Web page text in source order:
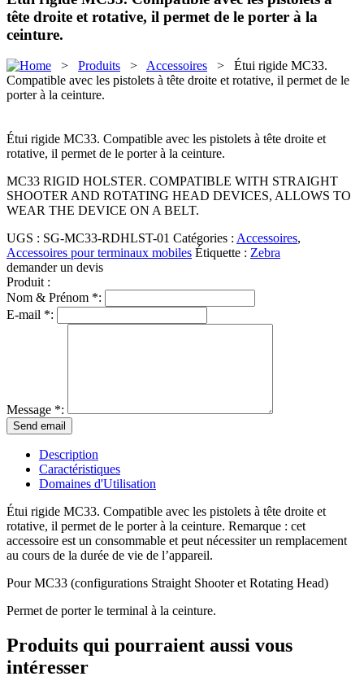
tête droite et rotative, il permet de le porter à la
ceinture.
> Produits > Accessoires > Étui rigide MC33.
Compatible avec les pistolets à tête droite et rotative, il permet de le
porter à la ceinture.
Étui rigide MC33. Compatible avec les pistolets à tête droite et
rotative, il permet de le porter à la ceinture.
MC33 RIGID HOLSTER. COMPATIBLE WITH STRAIGHT
SHOOTER AND ROTATING HEAD DEVICES, ALLOWS TO
WEAR THE DEVICE ON A BELT.
UGS : SG-MC33-RDHLST-01 Catégories : Accessoires,
Accessoires pour terminaux mobiles Étiquette : Zebra
demander un devis
Produit :
Nom & Prénom *:
E-mail *:
Message *:
Description
Caractéristiques
Domaines d'Utilisation
Étui rigide MC33. Compatible avec les pistolets à tête droite et
rotative, il permet de le porter à la ceinture. Remarque : cet
accessoire est un consommable et peut nécessiter un remplacement
au cours de la durée de vie de l’appareil.
Pour MC33 (configurations Straight Shooter et Rotating Head)
Permet de porter le terminal à la ceinture.
Produits qui pourraient aussi vous
intéresser